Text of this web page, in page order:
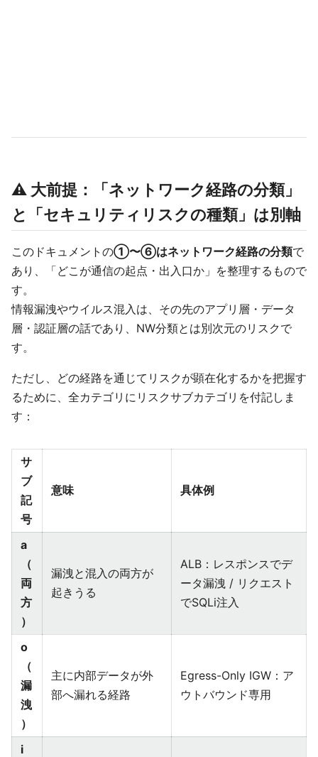
⚠️ 大前提：「ネットワーク経路の分類」
と「セキュリティリスクの種類」は別軸
このドキュメントの①〜⑥はネットワーク経路の分類で
あり、「どこが通信の起点・出入口か」を整理するもので
す。
情報漏洩やウイルス混入は、その先のアプリ層・データ
層・認証層の話であり、NW分類とは別次元のリスクで
す。
ただし、どの経路を通じてリスクが顕在化するかを把握す
るために、全カテゴリにリスクサブカテゴリを付記しま
す：
サ
ブ
記
号
意味 具体例
a
（
両
方
）
漏洩と混入の両方が
起きうる
ALB：レスポンスでデ
ータ漏洩 / リクエスト
でSQLi注入
o
（
漏
洩
）
主に内部データが外
部へ漏れる経路
Egress-Only IGW：ア
ウトバウンド専用
i